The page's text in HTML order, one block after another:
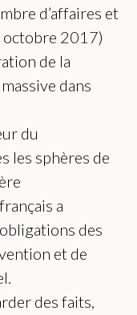
d’affaires et
octobre 2017)
de la
dans
du
les sphères de
a
des
et de
des faits,